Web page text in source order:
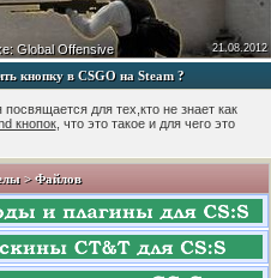
21.08.2012
Global Offensive
кнопку в CSGO на Steam ?
посвящается для тех,кто не знает как
кнопок, что это такое и для чего это
> Файлов